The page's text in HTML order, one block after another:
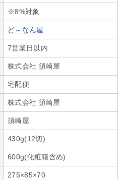
※8%対象
ど～なん屋
7営業日以内
株式会社 須崎屋
宅配便
株式会社 須崎屋
須崎屋
430g(12切)
600g(化粧箱含め)
275×85×70